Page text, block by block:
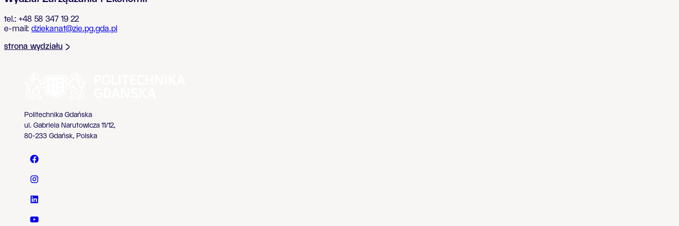
tel.: +48 58 347 19 22
e-mail: dziekanat@zie.pg.gda.pl
strona wydziału
Politechnika Gdańska
ul. Gabriela Narutowicza 11/12,
80-233 Gdańsk, Polska
Politechnika Gdańska - Facebook
Politechnika Gdańska - Instagram
Politechnika Gdańska - LinkedIn
Politechnika Gdańska - YouTube